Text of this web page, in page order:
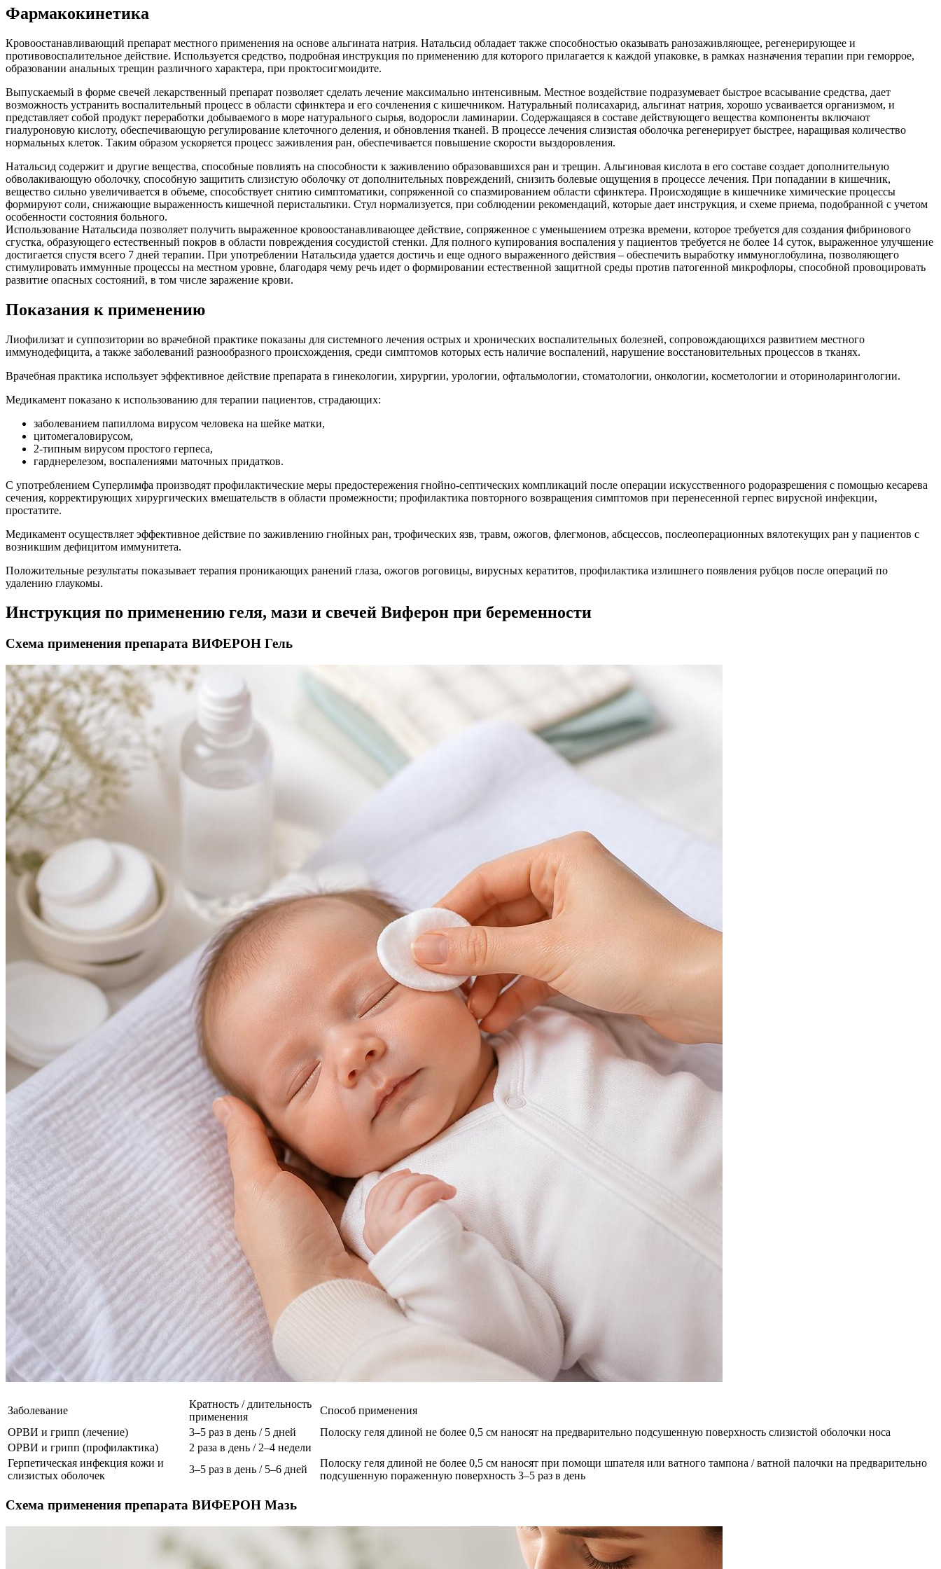
Фармакокинетика
Кровоостанавливающий препарат местного применения на основе альгината натрия. Натальсид обладает также способностью оказывать ранозаживляющее, регенерирующее и
противовоспалительное действие. Используется средство, подробная инструкция по применению для которого прилагается к каждой упаковке, в рамках назначения терапии при геморрое,
образовании анальных трещин различного характера, при проктосигмоидите.
Выпускаемый в форме свечей лекарственный препарат позволяет сделать лечение максимально интенсивным. Местное воздействие подразумевает быстрое всасывание средства, дает
возможность устранить воспалительный процесс в области сфинктера и его сочленения с кишечником. Натуральный полисахарид, альгинат натрия, хорошо усваивается организмом, и
представляет собой продукт переработки добываемого в море натурального сырья, водоросли ламинарии. Содержащаяся в составе действующего вещества компоненты включают
гиалуроновую кислоту, обеспечивающую регулирование клеточного деления, и обновления тканей. В процессе лечения слизистая оболочка регенерирует быстрее, наращивая количество
нормальных клеток. Таким образом ускоряется процесс заживления ран, обеспечивается повышение скорости выздоровления.
Натальсид содержит и другие вещества, способные повлиять на способности к заживлению образовавшихся ран и трещин. Альгиновая кислота в его составе создает дополнительную
обволакивающую оболочку, способную защитить слизистую оболочку от дополнительных повреждений, снизить болевые ощущения в процессе лечения. При попадании в кишечник,
вещество сильно увеличивается в объеме, способствует снятию симптоматики, сопряженной со спазмированием области сфинктера. Происходящие в кишечнике химические процессы
формируют соли, снижающие выраженность кишечной перистальтики. Стул нормализуется, при соблюдении рекомендаций, которые дает инструкция, и схеме приема, подобранной с учетом
особенности состояния больного.
Использование Натальсида позволяет получить выраженное кровоостанавливающее действие, сопряженное с уменьшением отрезка времени, которое требуется для создания фибринового
сгустка, образующего естественный покров в области повреждения сосудистой стенки. Для полного купирования воспаления у пациентов требуется не более 14 суток, выраженное улучшение
достигается спустя всего 7 дней терапии. При употреблении Натальсида удается достичь и еще одного выраженного действия – обеспечить выработку иммуноглобулина, позволяющего
стимулировать иммунные процессы на местном уровне, благодаря чему речь идет о формировании естественной защитной среды против патогенной микрофлоры, способной провоцировать
развитие опасных состояний, в том числе заражение крови.
Показания к применению
Лиофилизат и суппозитории во врачебной практике показаны для системного лечения острых и хронических воспалительных болезней, сопровождающихся развитием местного
иммунодефицита, а также заболеваний разнообразного происхождения, среди симптомов которых есть наличие воспалений, нарушение восстановительных процессов в тканях.
Врачебная практика использует эффективное действие препарата в гинекологии, хирургии, урологии, офтальмологии, стоматологии, онкологии, косметологии и оториноларингологии.
Медикамент показано к использованию для терапии пациентов, страдающих:
заболеванием папиллома вирусом человека на шейке матки,
цитомегаловирусом,
2-типным вирусом простого герпеса,
гарднерелезом, воспалениями маточных придатков.
С употреблением Суперлимфа производят профилактические меры предостережения гнойно-септических компликаций после операции искусственного родоразрешения с помощью кесарева
сечения, корректирующих хирургических вмешательств в области промежности; профилактика повторного возвращения симптомов при перенесенной герпес вирусной инфекции,
простатите.
Медикамент осуществляет эффективное действие по заживлению гнойных ран, трофических язв, травм, ожогов, флегмонов, абсцессов, послеоперационных вялотекущих ран у пациентов с
возникшим дефицитом иммунитета.
Положительные результаты показывает терапия проникающих ранений глаза, ожогов роговицы, вирусных кератитов, профилактика излишнего появления рубцов после операций по
удалению глаукомы.
Инструкция по применению геля, мази и свечей Виферон при беременности
Схема применения препарата ВИФЕРОН Гель
Заболевание
Кратность / длительность
применения
Способ применения
ОРВИ и грипп (лечение)
3–5 раз в день / 5 дней
Полоску геля длиной не более 0,5 см наносят на предварительно подсушенную поверхность слизистой оболочки носа
ОРВИ и грипп (профилактика)
2 раза в день / 2–4 недели
Герпетическая инфекция кожи и
слизистых оболочек
3–5 раз в день / 5–6 дней
Полоску геля длиной не более 0,5 см наносят при помощи шпателя или ватного тампона / ватной палочки на предварительно
подсушенную пораженную поверхность 3–5 раз в день
Схема применения препарата ВИФЕРОН Мазь